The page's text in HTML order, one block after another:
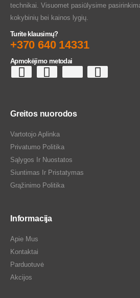
technikai. Visuomet pasiūlysime
kokybinių bei kainos lygių.
Turite klausimų?
+370 640 14331
Apmokėjimo metodai
Greitos nuorodos
Vartotojo Aplinka
Privatumo Politika
Sąlygos Ir Nuostatos
Siuntimas Ir Pristatymas
Grąžinimo Politika
Informacija
Apie Mus
Kontaktai
Parduotuvė
Akcijos